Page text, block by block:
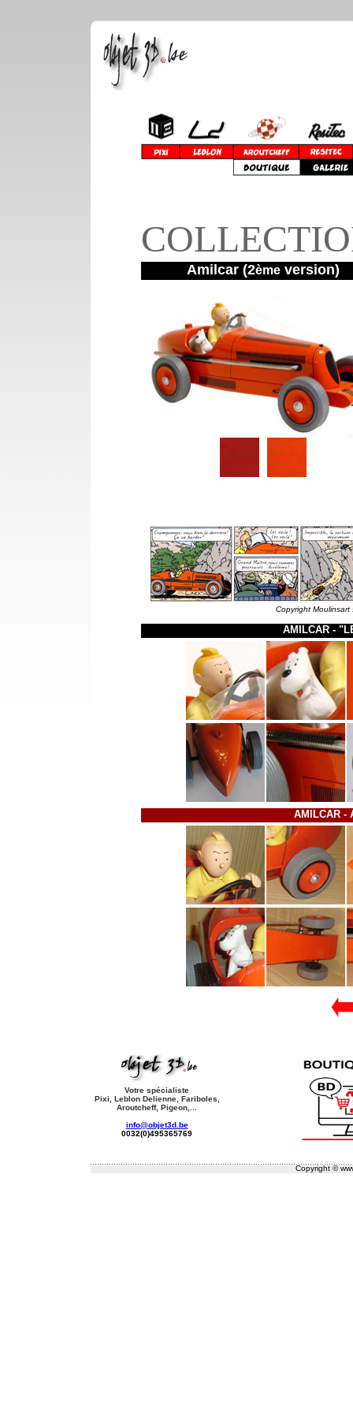
Amilcar (2ème version)
Copyright
AMILCAR -
AMILCAR -
Votre spécialiste
Pixi, Leblon Delienne, Fariboles,
Aroutcheff, Pigeon,...
info@objet3d.be
0032(0)495365769
Copyright ©